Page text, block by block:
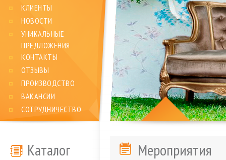
КЛИЕНТЫ
НОВОСТИ
УНИКАЛЬНЫЕ
ПРЕДЛОЖЕНИЯ
КОНТАКТЫ
ОТЗЫВЫ
ПРОИЗВОДСТВО
ВАКАНСИИ
СОТРУДНИЧЕСТВО
Каталог Мероприятия